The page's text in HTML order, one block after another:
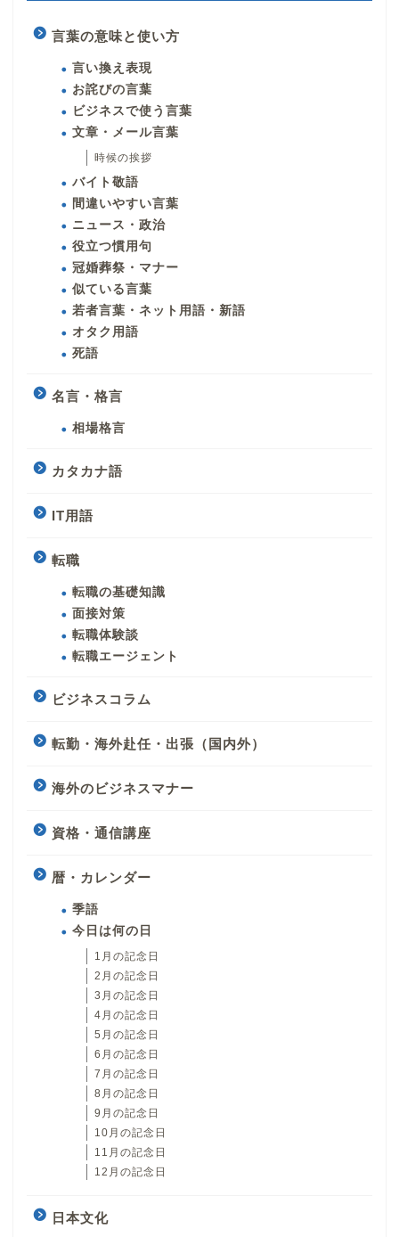
言葉の意味と使い方
言い換え表現
お詫びの言葉
ビジネスで使う言葉
文章・メール言葉
時候の挨拶
バイト敬語
間違いやすい言葉
ニュース・政治
役立つ慣用句
冠婚葬祭・マナー
似ている言葉
若者言葉・ネット用語・新語
オタク用語
死語
名言・格言
相場格言
カタカナ語
IT用語
転職
転職の基礎知識
面接対策
転職体験談
転職エージェント
ビジネスコラム
転勤・海外赴任・出張（国内外）
海外のビジネスマナー
資格・通信講座
暦・カレンダー
季語
今日は何の日
1月の記念日
2月の記念日
3月の記念日
4月の記念日
5月の記念日
6月の記念日
7月の記念日
8月の記念日
9月の記念日
10月の記念日
11月の記念日
12月の記念日
日本文化